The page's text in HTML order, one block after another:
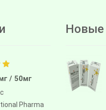
/ 50мг
Pharma
Новые